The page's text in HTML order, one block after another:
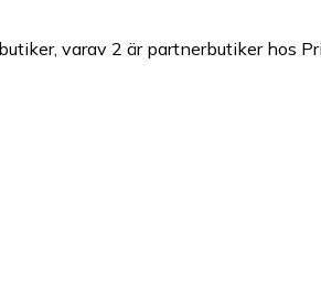
varav 2 är partnerbutiker hos